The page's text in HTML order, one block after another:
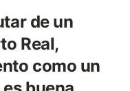
de un
Real,
como un